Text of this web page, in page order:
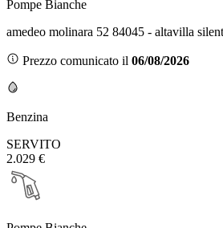
Pompe Bianche
amedeo molinara 52 84045 - altavilla
Prezzo comunicato il 06/08/2026
Benzina
SERVITO
2.029 €